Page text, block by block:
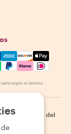
Visa, Amex,
varía según el destino
Cookies
Mapa del
de